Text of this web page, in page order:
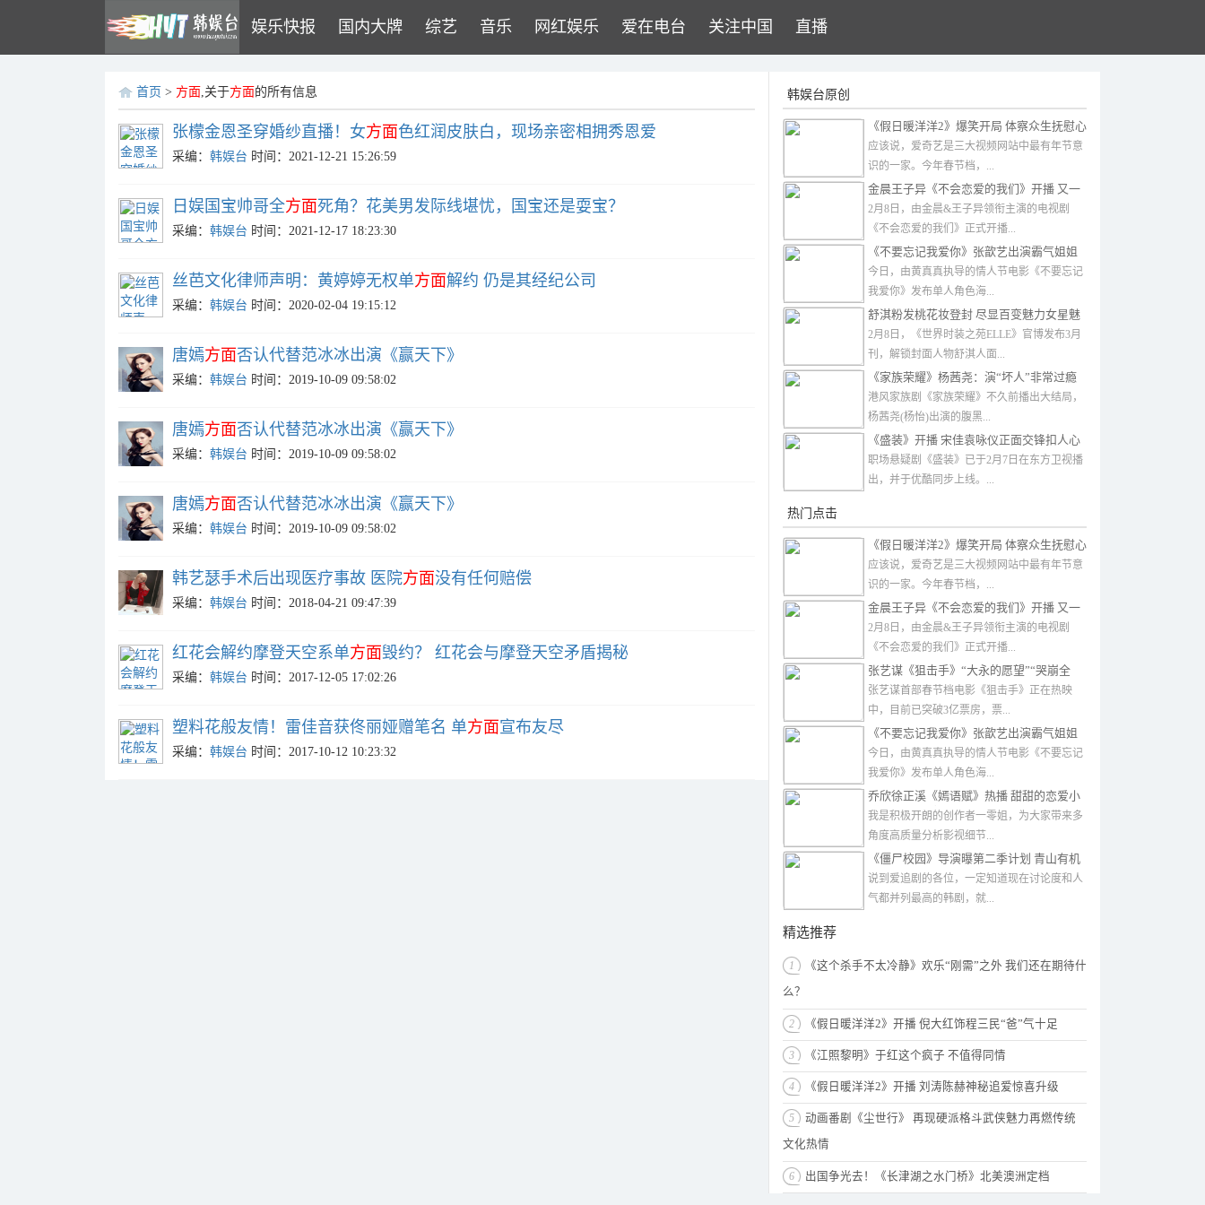
娱乐快报 国内大牌 综艺 音乐 网红娱乐 爱在电台 关注中国 直播
首页 > 方面,关于方面的所有信息
张檬金恩圣穿婚纱直播！女方面色红润皮肤白，现场亲密相拥秀恩爱
采编： 韩娱台 时间：2021-12-21 15:26:59
日娱国宝帅哥全方面死角？花美男发际线堪忧，国宝还是耍宝？
采编： 韩娱台 时间：2021-12-17 18:23:30
丝芭文化律师声明：黄婷婷无权单方面解约 仍是其经纪公司
采编： 韩娱台 时间：2020-02-04 19:15:12
唐嫣方面否认代替范冰冰出演《赢天下》
采编： 韩娱台 时间：2019-10-09 09:58:02
唐嫣方面否认代替范冰冰出演《赢天下》
采编： 韩娱台 时间：2019-10-09 09:58:02
唐嫣方面否认代替范冰冰出演《赢天下》
采编： 韩娱台 时间：2019-10-09 09:58:02
韩艺瑟手术后出现医疗事故 医院方面没有任何赔偿
采编： 韩娱台 时间：2018-04-21 09:47:39
红花会解约摩登天空系单方面毁约？ 红花会与摩登天空矛盾揭秘
采编： 韩娱台 时间：2017-12-05 17:02:26
塑料花般友情！雷佳音获佟丽娅赠笔名 单方面宣布友尽
采编： 韩娱台 时间：2017-10-12 10:23:32
韩娱台原创
《假日暖洋洋2》爆笑开局 体察众生抚慰心
灵
应该说，爱奇艺是三大视频网站中最有年节意
识的一家。今年春节档，...
金晨王子异《不会恋爱的我们》开播 又一
对超甜姐弟恋
2月8日，由金晨&王子异领衔主演的电视剧
《不会恋爱的我们》正式开播...
《不要忘记我爱你》张歆艺出演霸气姐姐
变情感催化剂
今日，由黄真真执导的情人节电影《不要忘记
我爱你》发布单人角色海...
舒淇粉发桃花妆登封 尽显百变魅力女星魅
力
2月8日，《世界时装之苑ELLE》官博发布3月
刊，解锁封面人物舒淇人面...
《家族荣耀》杨茜尧：演“坏人”非常过瘾
港风家族剧《家族荣耀》不久前播出大结局，
杨茜尧(杨怡)出演的腹黑...
《盛装》开播 宋佳袁咏仪正面交锋扣人心
弦
职场悬疑剧《盛装》已于2月7日在东方卫视播
出，并于优酷同步上线。...
热门点击
《假日暖洋洋2》爆笑开局 体察众生抚慰心
灵
应该说，爱奇艺是三大视频网站中最有年节意
识的一家。今年春节档，...
金晨王子异《不会恋爱的我们》开播 又一
对超甜姐弟恋
2月8日，由金晨&王子异领衔主演的电视剧
《不会恋爱的我们》正式开播...
张艺谋《狙击手》“大永的愿望”“哭崩全
场”
张艺谋首部春节档电影《狙击手》正在热映
中，目前已突破3亿票房，票...
《不要忘记我爱你》张歆艺出演霸气姐姐
变情感催化剂
今日，由黄真真执导的情人节电影《不要忘记
我爱你》发布单人角色海...
乔欣徐正溪《嫣语赋》热播 甜甜的恋爱小
甜剧谁不爱看呢
我是积极开朗的创作者一零姐，为大家带来多
角度高质量分析影视细节...
《僵尸校园》导演曝第二季计划 青山有机
会被复活？
说到爱追剧的各位，一定知道现在讨论度和人
气都并列最高的韩剧，就...
精选推荐
1 《这个杀手不太冷静》欢乐“刚需”之外 我们还在期待什
么？
2 《假日暖洋洋2》开播 倪大红饰程三民“爸”气十足
3 《江照黎明》于红这个疯子 不值得同情
4 《假日暖洋洋2》开播 刘涛陈赫神秘追爱惊喜升级
5 动画番剧《尘世行》 再现硬派格斗武侠魅力再燃传统
文化热情
6 出国争光去！《长津湖之水门桥》北美澳洲定档